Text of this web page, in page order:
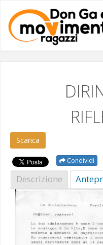
contenuto
Scar­i­ca
Condividi
Descrizione